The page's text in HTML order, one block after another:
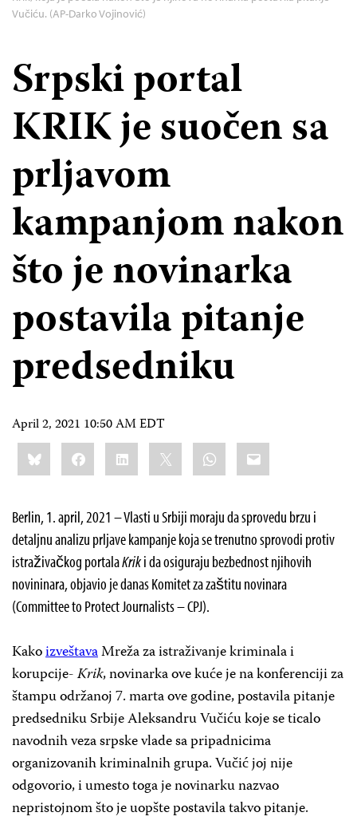
Vučiću. (AP-Darko Vojinović)
Srpski portal
KRIK je suočen sa
prljavom
kampanjom nakon
što je novinarka
postavila pitanje
predsedniku
April 2, 2021 10:50 AM EDT
Share
this:BlueskyFacebookLinkedIn WhatsApp
Email
Berlin, 1. april, 2021 – Vlasti u Srbiji moraju da sprovedu brzu i
detaljnu analizu prljave kampanje koja se trenutno sprovodi protiv
istraživačkog portalaKriki da osiguraju bezbednost njihovih
novininara, objavio je danas Komitet za zaštitu novinara
(Committee to Protect Journalists – CPJ).
KakoizveštavaMreža za istraživanje kriminala i
korupcije-Krik, novinarka ove kuće je na konferenciji za
štampu održanoj 7. marta ove godine, postavila pitanje
predsedniku Srbije Aleksandru Vučiću koje se ticalo
navodnih veza srpske vlade sa pripadnicima
organizovanih kriminalnih grupa. Vučić joj nije
odgovorio, i umesto toga je novinarku nazvao
nepristojnom što je uopšte postavila takvo pitanje.